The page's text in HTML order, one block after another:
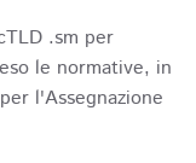
.sm per
le normative, in
l'Assegnazione